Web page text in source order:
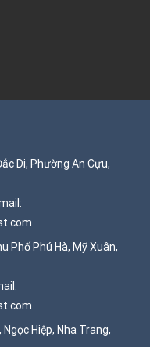
Di, Phường An Cựu,
Phố Phú Hà, Mỹ Xuân,
Hiệp, Nha Trang,